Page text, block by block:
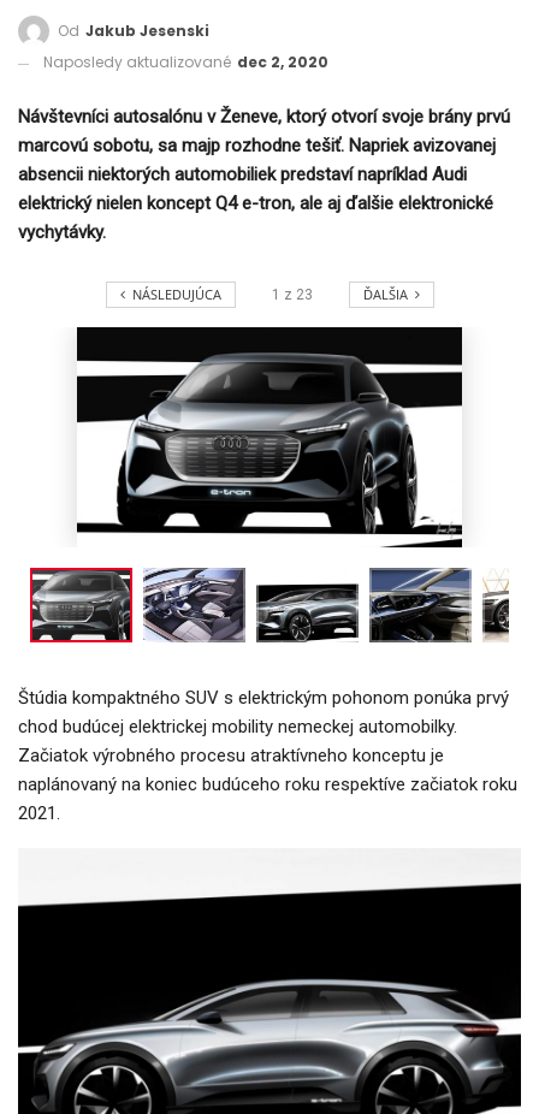
Od Jakub Jesenski
Naposledy aktualizované dec 2, 2020
Návštevníci autosalónu v Ženeve, ktorý otvorí svoje brány prvú
marcovú sobotu, sa majp rozhodne tešiť. Napriek avizovanej
absencii niektorých automobiliek predstaví napríklad Audi
elektrický nielen koncept Q4 e-tron, ale aj ďalšie elektronické
vychytávky.
NÁSLEDUJÚCA 1 z 23 ĎALŠIA
Štúdia kompaktného SUV s elektrickým pohonom ponúka prvý
chod budúcej elektrickej mobility nemeckej automobilky.
Začiatok výrobného procesu atraktívneho konceptu je
naplánovaný na koniec budúceho roku respektíve začiatok roku
2021.